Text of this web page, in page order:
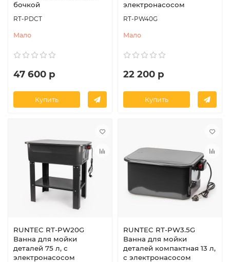
бочкой
RT-PDCT
Мало
47 600 р
Купить
электронасосом
RT-PW40G
Мало
22 200 р
Купить
RUNTEC RT-PW20G
Ванна для мойки
деталей 75 л, с
электронасосом
RUNTEC RT-PW3.5G
Ванна для мойки
деталей компактная 13 л,
с электронасосом